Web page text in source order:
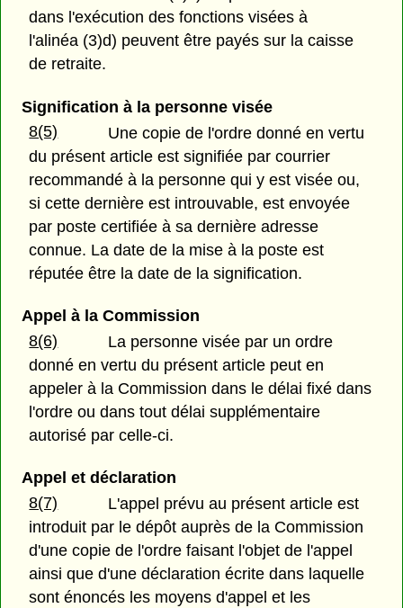
dans l'exécution des fonctions visées à
l'alinéa (3)d) peuvent être payés sur la caisse
de retraite.
Signification à la personne visée
8(5)
Une copie de l'ordre donné en vertu
du présent article est signifiée par courrier
recommandé à la personne qui y est visée ou,
si cette dernière est introuvable, est envoyée
par poste certifiée à sa dernière adresse
connue. La date de la mise à la poste est
réputée être la date de la signification.
Appel à la Commission
8(6)
La personne visée par un ordre
donné en vertu du présent article peut en
appeler à la Commission dans le délai fixé dans
l'ordre ou dans tout délai supplémentaire
autorisé par celle-ci.
Appel et déclaration
8(7)
L'appel prévu au présent article est
introduit par le dépôt auprès de la Commission
d'une copie de l'ordre faisant l'objet de l'appel
ainsi que d'une déclaration écrite dans laquelle
sont énoncés les moyens d'appel et les